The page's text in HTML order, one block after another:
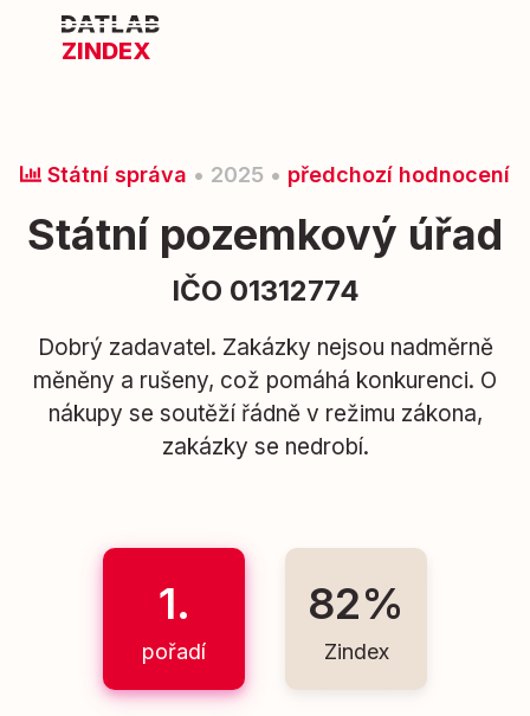
ZINDEX
Státní správa • 2025 • předchozí hodnocení
Státní pozemkový úřad
IČO 01312774
Dobrý zadavatel. Zakázky nejsou nadměrně
měněny a rušeny, což pomáhá konkurenci. O
nákupy se soutěží řádně v režimu zákona,
zakázky se nedrobí.
1.
pořadí
82%
Zindex